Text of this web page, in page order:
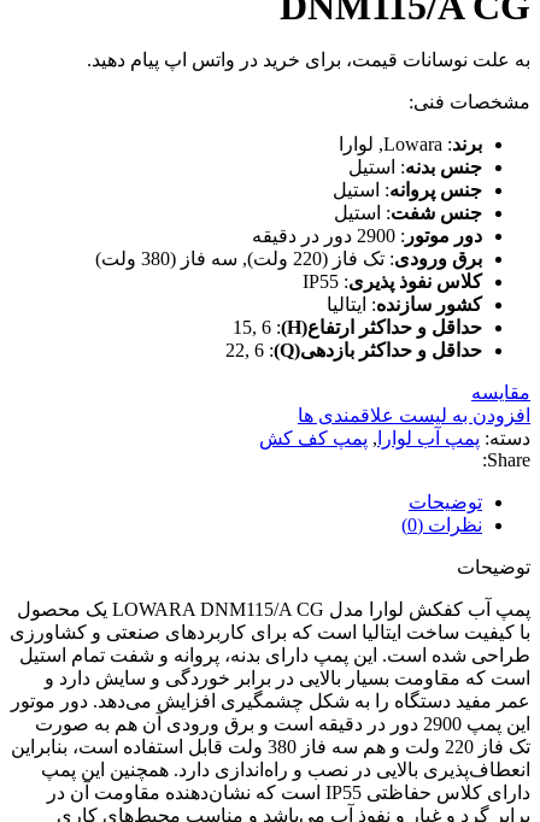
به علت نوسانات قیمت، برای خرید در واتس اپ پیام دهید.
مشخصات فنی:
برند: Lowara, لوارا
جنس بدنه: استیل
جنس پروانه: استیل
جنس شفت: استیل
دور موتور : 2900 دور در دقیقه
برق ورودی: تک فاز (220 ولت), سه فاز (380 ولت)
کلاس نفوذ پذیری: IP55
کشور سازنده: ایتالیا
حداقل و حداکثر ارتفاع(H)
: 15, 6
حداقل و حداکثر بازدهی(Q)
: 22, 6
مقایسه
افزودن به لیست علاقمندی ها
دسته: پمپ آب لوارا , پمپ کف کش
Share:
توضیحات
نظرات (0)
توضیحات
پمپ آب کفکش لوارا مدل LOWARA DNM115/A CG یک محصول
با کیفیت ساخت ایتالیا است که برای کاربردهای صنعتی و کشاورزی
طراحی شده است. این پمپ دارای بدنه، پروانه و شفت تمام استیل
است که مقاومت بسیار بالایی در برابر خوردگی و سایش دارد و
عمر مفید دستگاه را به شکل چشمگیری افزایش می‌دهد. دور موتور
این پمپ 2900 دور در دقیقه است و برق ورودی آن هم به صورت
تک فاز 220 ولت و هم سه فاز 380 ولت قابل استفاده است، بنابراین
انعطاف‌پذیری بالایی در نصب و راه‌اندازی دارد. همچنین این پمپ
دارای کلاس حفاظتی IP55 است که نشان‌دهنده مقاومت آن در
برابر گرد و غبار و نفوذ آب می‌باشد و مناسب محیط‌های کاری